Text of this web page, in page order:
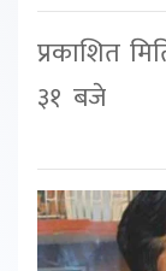
प्रकाशित
३१ बजे